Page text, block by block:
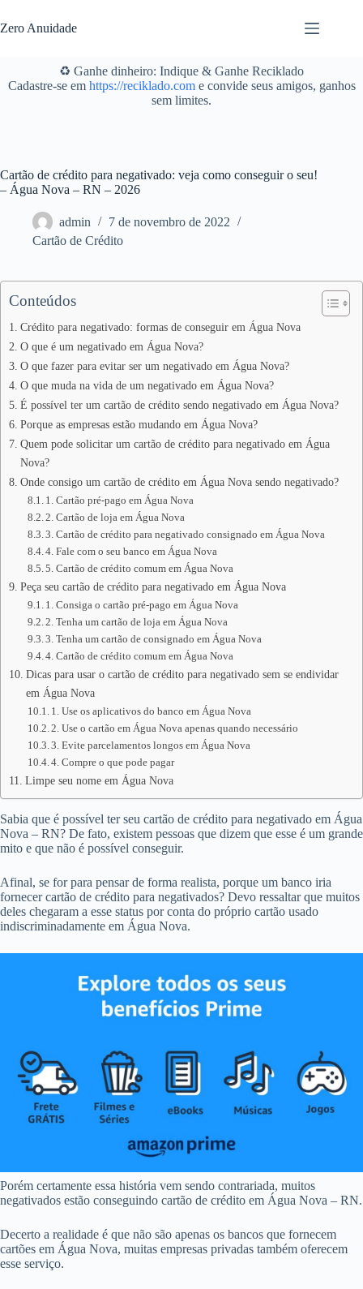
para
o
Zero Anuidade
♻️ Ganhe dinheiro: Indique & Ganhe Reciklado
Cadastre-se em https://reciklado.come convide seus amigos, ganhos
sem limites.
Cartão de crédito para negativado: veja como conseguir o seu!
– Água Nova – RN – 2026
admin
7 de novembro de 2022
Cartão de Crédito
Conteúdos
Crédito para negativado: formas de conseguir em Água Nova
O que é um negativado em Água Nova?
O que fazer para evitar ser um negativado em Água Nova?
O que muda na vida de um negativado em Água Nova?
É possível ter um cartão de crédito sendo negativado em Água Nova?
Porque as empresas estão mudando em Água Nova?
Quem pode solicitar um cartão de crédito para negativado em Água
Nova?
Onde consigo um cartão de crédito em Água Nova sendo negativado?
1. Cartão pré-pago em Água Nova
2. Cartão de loja em Água Nova
3. Cartão de crédito para negativado consignado em Água Nova
4. Fale com o seu banco em Água Nova
5. Cartão de crédito comum em Água Nova
Peça seu cartão de crédito para negativado em Água Nova
1. Consiga o cartão pré-pago em Água Nova
2. Tenha um cartão de loja em Água Nova
3. Tenha um cartão de consignado em Água Nova
4. Cartão de crédito comum em Água Nova
Dicas para usar o cartão de crédito para negativado sem se endividar
em Água Nova
1. Use os aplicativos do banco em Água Nova
2. Use o cartão em Água Nova apenas quando necessário
3. Evite parcelamentos longos em Água Nova
4. Compre o que pode pagar
Limpe seu nome em Água Nova
Sabia que é possível ter seu cartão de crédito para negativado em Água
Nova – RN? De fato, existem pessoas que dizem que esse é um grande
mito e que não é possível conseguir.
Afinal, se for para pensar de forma realista, porque um banco iria
fornecer cartão de crédito para negativados? Devo ressaltar que muitos
deles chegaram a esse status por conta do próprio cartão usado
indiscriminadamente em Água Nova.
Porém certamente essa história vem sendo contrariada, muitos
negativados estão conseguindo cartão de crédito em Água Nova – RN.
Decerto a realidade é que não são apenas os bancos que fornecem
cartões em Água Nova, muitas empresas privadas também oferecem
esse serviço.